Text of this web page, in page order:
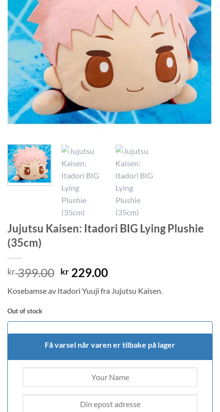
Jujutsu Kaisen: Itadori BIG Lying Plushie
(35cm)
kr399.00 Original
was:
kr 229.00Current
is:
Kosebamse av Itadori Yuuji fra Jujutsu Kaisen.
Out of stock
Få varsel når varen er tilbake på lager